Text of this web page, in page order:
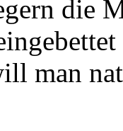
die
man